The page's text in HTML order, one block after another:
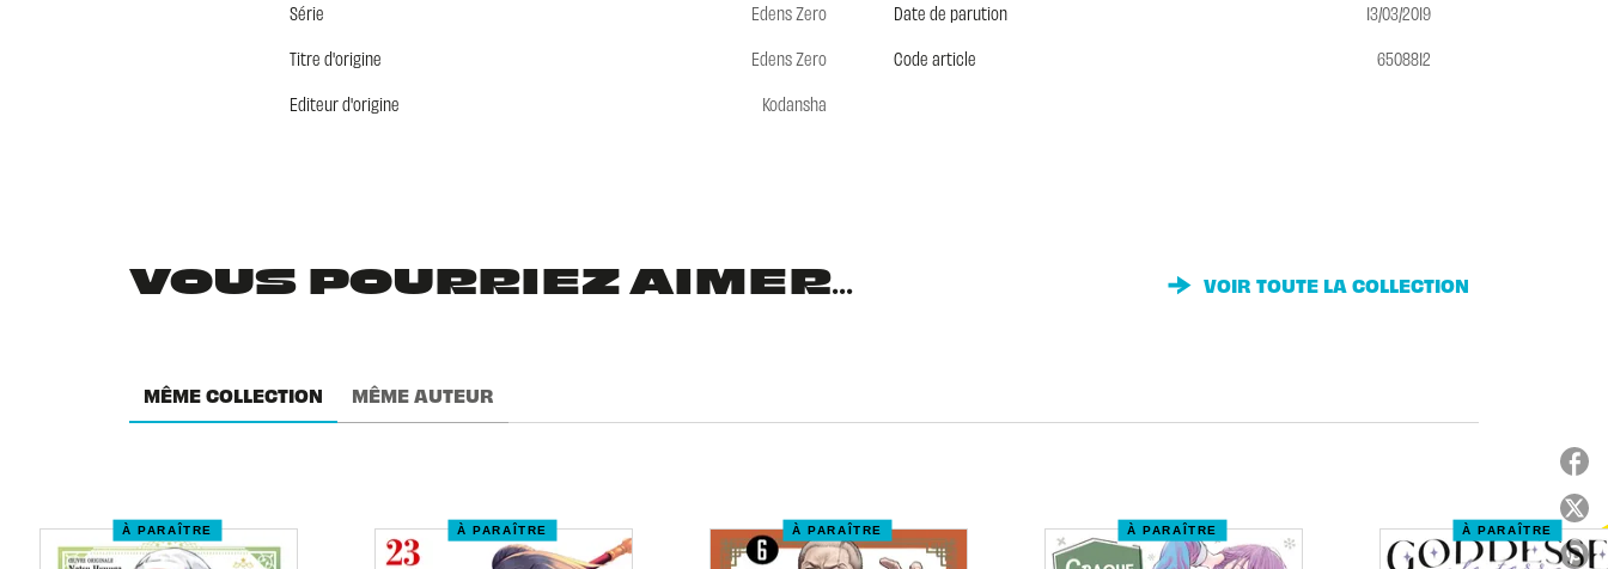
Série
Edens Zero
Titre d'origine
Edens Zero
Editeur d'origine
Kodansha
Date de parution
13/03/2019
Code article
6508812
VOUS POURRIEZ AIMER... VOIR TOUTE LA COLLECTION
MÊME COLLECTION MÊME AUTEUR
À PARAÎTRE À PARAÎTRE À PARAÎTRE À PARAÎTRE À PARAÎTRE